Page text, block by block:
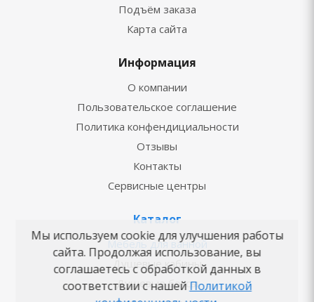
Подъём заказа
Карта сайта
Информация
О компании
Пользовательское соглашение
Политика конфендициальности
Отзывы
Контакты
Сервисные центры
Каталог
Мебель для ванной
Душевые кабины
Душевые боксы
Мы используем cookie для улучшения работы
сайта. Продолжая использование, вы
соглашаетесь с обработкой данных в
соответствии с нашей Политикой